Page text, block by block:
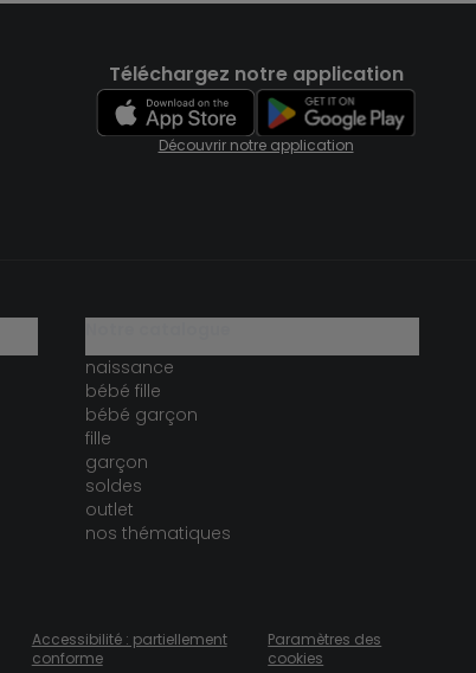
Téléchargez notre application
Découvrir notre application
naissance
bébé fille
bébé garçon
fille
garçon
soldes
outlet
nos thématiques
Accessibilité : partiellement
conforme
Paramètres des
cookies